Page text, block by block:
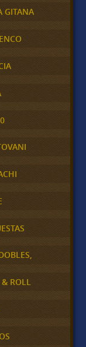
GITANA
ROLL